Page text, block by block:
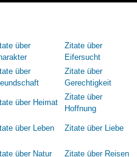
über
Zitate über
Eifersucht
über
Zitate über
Gerechtigkeit
über Heimat
Zitate über
Hoffnung
über Leben Zitate über Liebe
über Natur Zitate über Reisen